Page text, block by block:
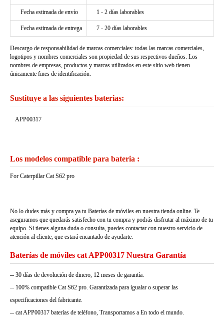
Fecha estimada de envío 1 - 2 días laborables
Fecha estimada de entrega 7 - 20 días laborables
Descargo de responsabilidad de marcas comerciales: todas las marcas comerciales,
logotipos y nombres comerciales son propiedad de sus respectivos dueños. Los
nombres de empresas, productos y marcas utilizados en este sitio web tienen
únicamente fines de identificación.
Sustituye a las siguientes baterias:
APP00317
Los modelos compatible para bateria :
For Caterpillar Cat S62 pro
No lo dudes más y compra ya tu Baterías de móviles en nuestra tienda online. Te
aseguramos que quedarás satisfecho con tu compra y podrás disfrutar al máximo de tu
equipo. Si tienes alguna duda o consulta, puedes contactar con nuestro servicio de
atención al cliente, que estará encantado de ayudarte.
Baterías de móviles cat APP00317 Nuestra Garantía
-- 30 días de devolución de dinero, 12 meses de garantía.
-- 100% compatible Cat S62 pro. Garantizada para igualar o superar las
especificaciones del fabricante.
-- cat APP00317 baterías de teléfono, Transportamos a En todo el mundo.